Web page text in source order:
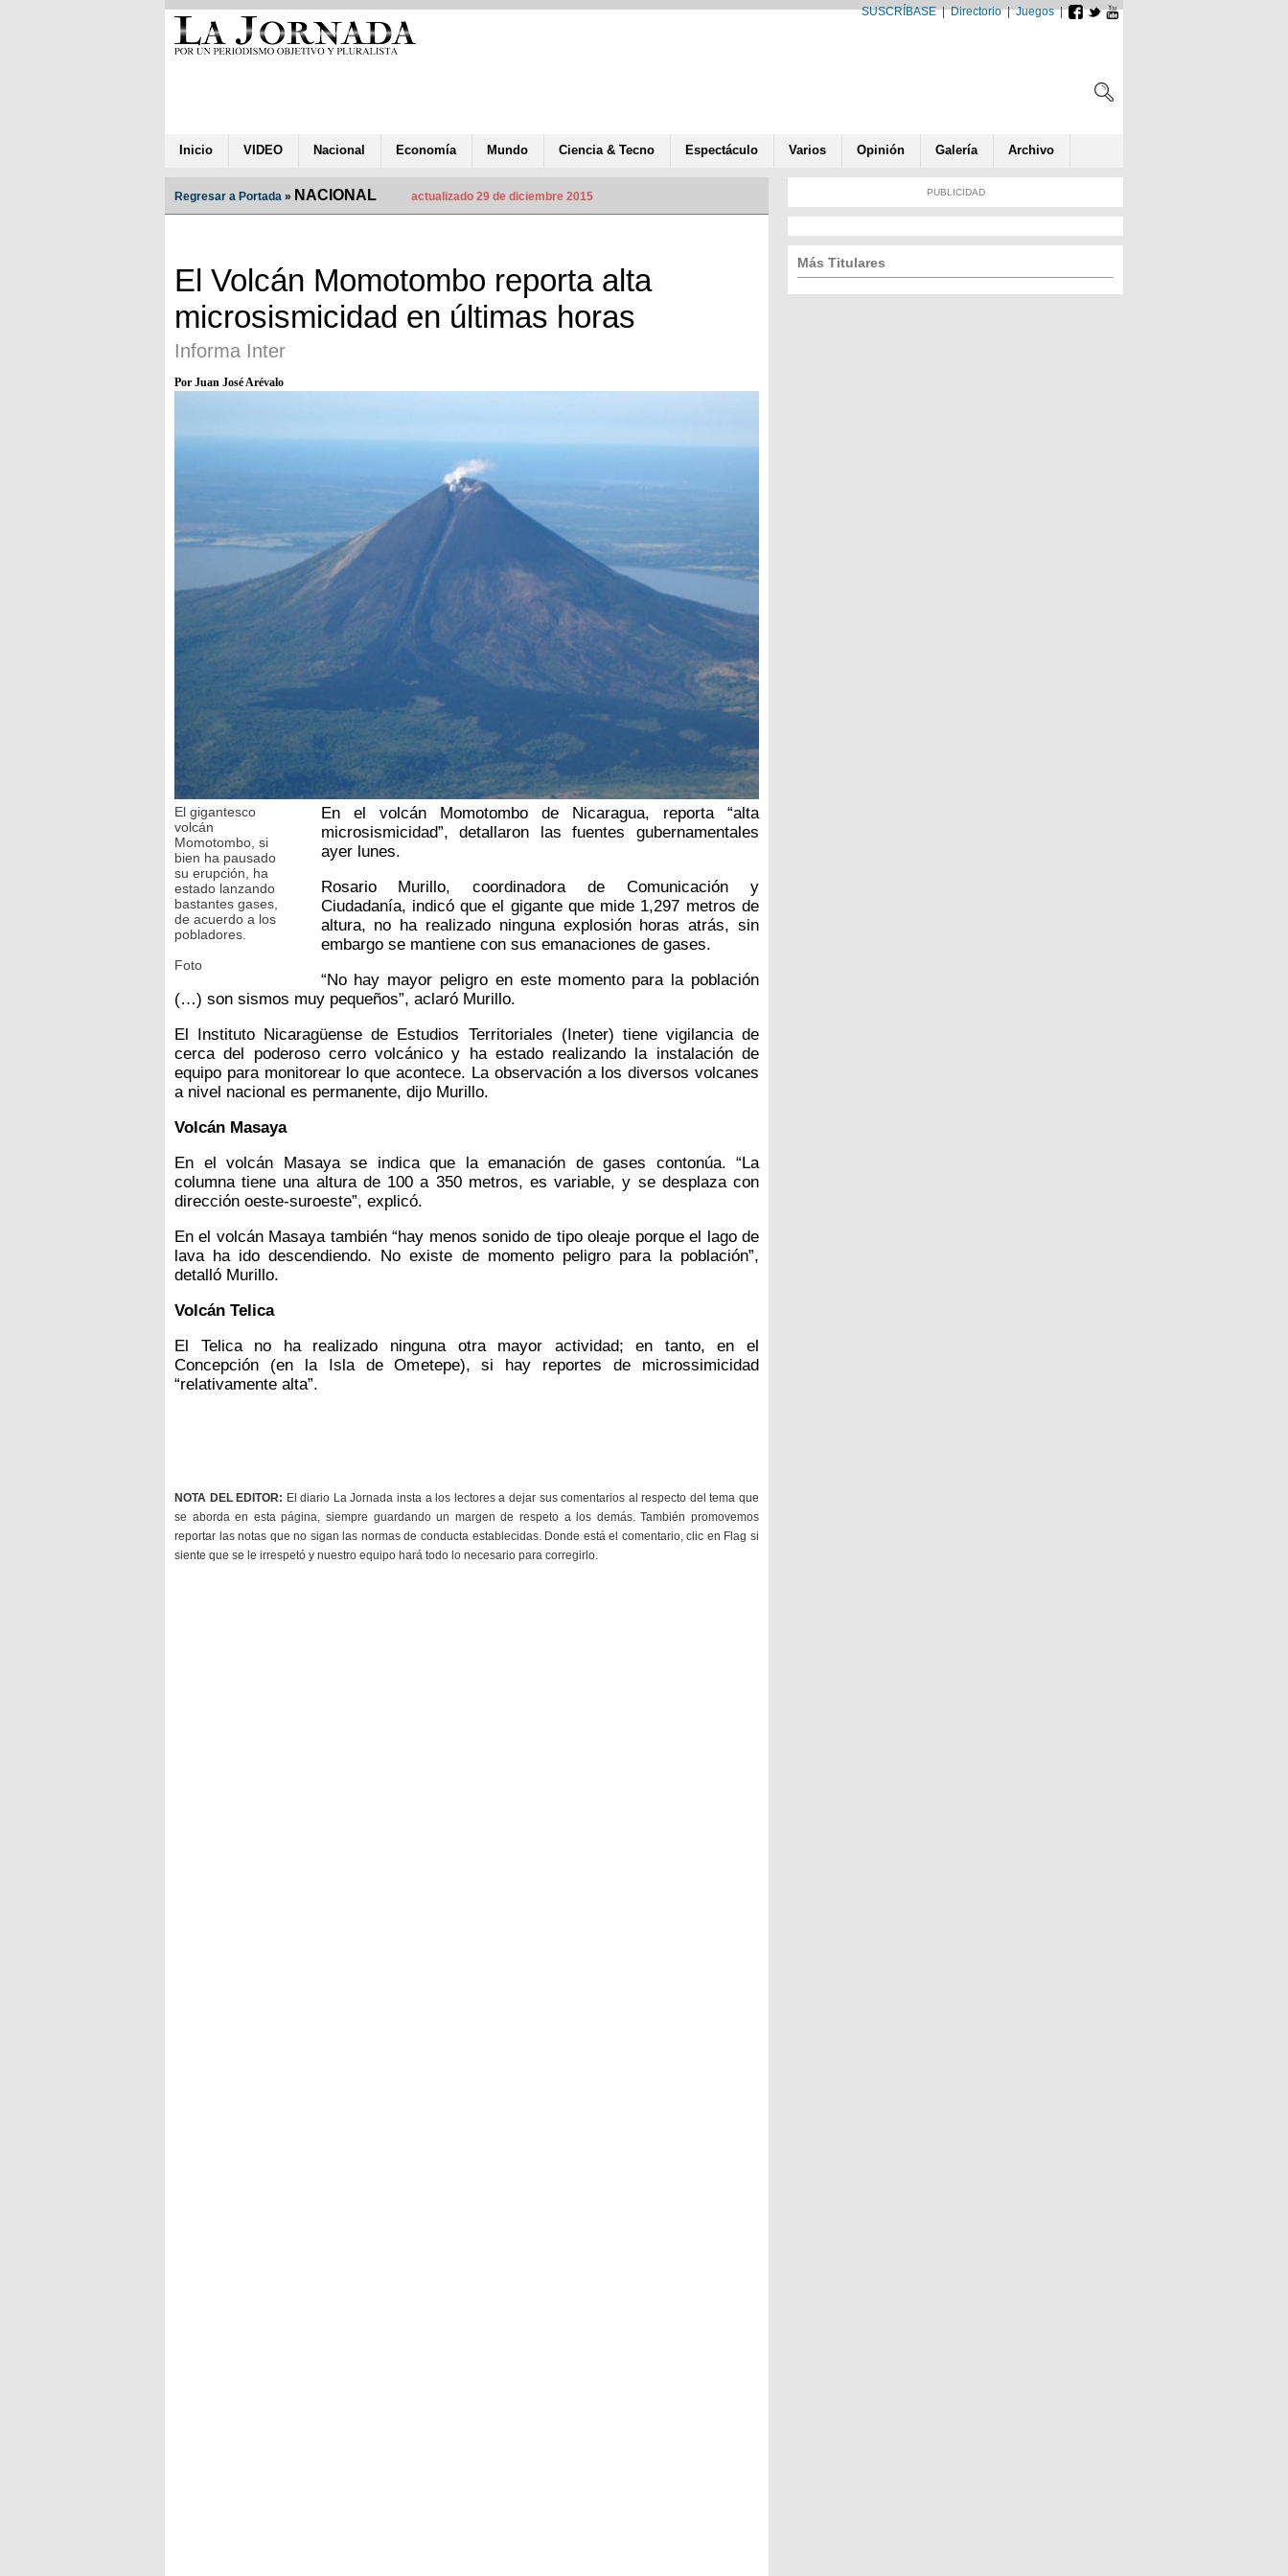
SUSCRÍBASE|Directorio|Juegos|
Inicio VIDEO Nacional Economía Mundo Ciencia & Tecno Espectáculo Varios Opinión Galería Archivo
Regresar a Portada » NACIONAL actualizado 29 de diciembre 2015
El Volcán Momotombo reporta alta
microsismicidad en últimas horas
Informa Inter
Por Juan José Arévalo
El gigantesco
volcán
Momotombo, si
bien ha pausado
su erupción, ha
estado lanzando
bastantes gases,
de acuerdo a los
pobladores.
Foto
En el volcán Momotombo de Nicaragua, reporta “alta
microsismicidad”, detallaron las fuentes gubernamentales
ayer lunes.
Rosario Murillo, coordinadora de Comunicación y
Ciudadanía, indicó que el gigante que mide 1,297 metros de
altura, no ha realizado ninguna explosión horas atrás, sin
embargo se mantiene con sus emanaciones de gases.
“No hay mayor peligro en este momento para la población
(…) son sismos muy pequeños”, aclaró Murillo.
El Instituto Nicaragüense de Estudios Territoriales (Ineter) tiene vigilancia de
cerca del poderoso cerro volcánico y ha estado realizando la instalación de
equipo para monitorear lo que acontece. La observación a los diversos volcanes
a nivel nacional es permanente, dijo Murillo.
Volcán Masaya
En el volcán Masaya se indica que la emanación de gases contonúa. “La
columna tiene una altura de 100 a 350 metros, es variable, y se desplaza con
dirección oeste-suroeste”, explicó.
En el volcán Masaya también “hay menos sonido de tipo oleaje porque el lago de
lava ha ido descendiendo. No existe de momento peligro para la población”,
detalló Murillo.
Volcán Telica
El Telica no ha realizado ninguna otra mayor actividad; en tanto, en el
Concepción (en la Isla de Ometepe), si hay reportes de microssimicidad
“relativamente alta”.
NOTA DEL EDITOR: El diario La Jornada insta a los lectores a dejar sus comentarios al respecto del tema que
se aborda en esta página, siempre guardando un margen de respeto a los demás. También promovemos
reportar las notas que no sigan las normas de conducta establecidas. Donde está el comentario, clic en Flag si
siente que se le irrespetó y nuestro equipo hará todo lo necesario para corregirlo.
PUBLICIDAD
Más Titulares